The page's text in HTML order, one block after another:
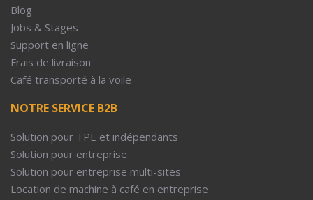
Blog
Jobs & Stages
Support en ligne
Frais de livraison
Café transporté à la voile
NOTRE SERVICE B2B
Solution pour TPE et indépendants
Solution pour entreprise
Solution pour entreprise multi-sites
Location de machine à café en entreprise